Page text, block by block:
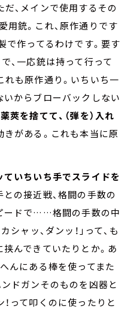
、メインで使用するその
銃。これ、原作通りです
で作ってるわけです。要す
、一応銃は持って行って
れも原作通り。いちいち一
いからブローバックしない
莢を捨てて、（弾を）入れ
きがある。これも本当に原
ていちいち手でスライドを
との接近戦、格闘の手数の
ードで……格闘の手数の中
シャッ、ダンッ！」って、も
んできていたりとか。あ
んにある棒を使ってまた
ドガンそのものを凶器と
って叩くのに使ったりと